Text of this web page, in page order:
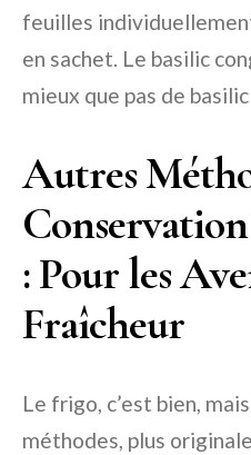
feuilles
en sachet. Le basilic
mieux que pas de
Autres
: Pour les
Fraîcheur
Le frigo, c’est bien,
méthodes, plus